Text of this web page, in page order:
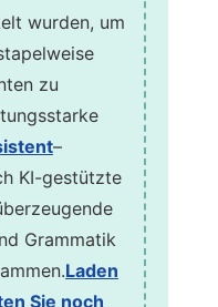
wurden, um
zu
–
KI-gestützte
Grammatik
Laden
Sie noch